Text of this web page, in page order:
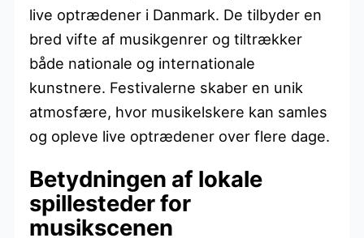
live optrædener i Danmark. De tilbyder en
bred vifte af musikgenrer og tiltrækker
både nationale og internationale
kunstnere. Festivalerne skaber en unik
atmosfære, hvor musikelskere kan samles
og opleve live optrædener over flere dage.
Betydningen af lokale
spillesteder for
musikscenen